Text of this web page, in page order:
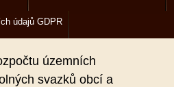
údajů GDPR
územních
svazků obcí a